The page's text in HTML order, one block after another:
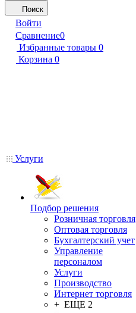
Поиск
Войти
Сравнение0
Избранные товары 0
Корзина 0
Услуги
Подбор решения
Розничная торговля
Оптовая торговля
Бухгалтерский учет
Управление
персоналом
Услуги
Производство
Интернет торговля
+ ЕЩЕ 2